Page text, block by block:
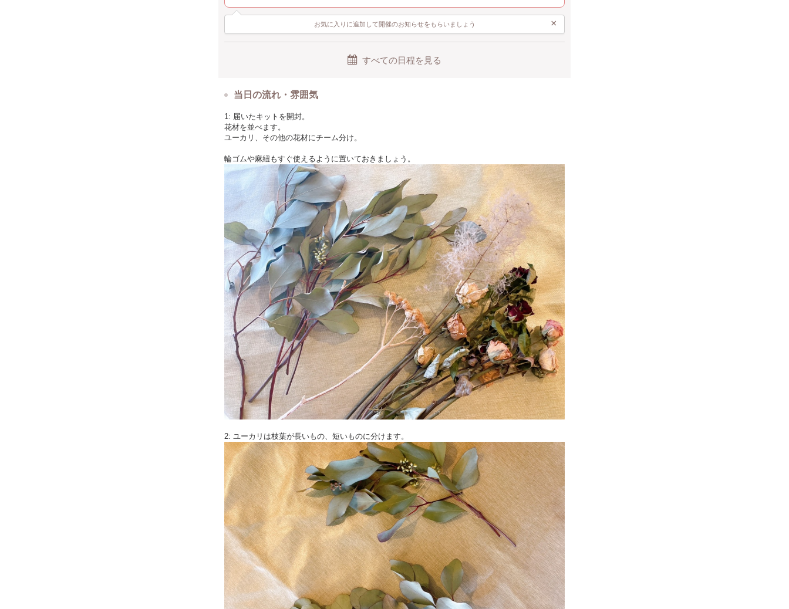
◆キットの配送について
ご予約後に、キットを宅急便（ゆうパック）でお送りいたします。
申込時、備考欄に下記のご記載をお願いいたします。
◆レッスン時間について
レッスン時間は合計80分です。間に一度再接続が必要なため40分×2となります。
◆キャンセルについて
キットをご用意するため、この後のキャンセルはできません。
やむなく参加できない場合は、システム上のキャンセルをせずにメッセージでご連絡ください。
尚、
予約締め切り後にキットを発送いたします。余裕を持ってお申し込みください。
※キット発送後のキャンセルはできませんのでご注意下さい（返金・キット返送不可）。
※やむなく参加できない場合は事前にメッセージでご連絡ください。その場合、キットと録画した
レッスン動画をお届け致します。
お気に入りに追加して開催のお知らせをもらいましょう ×
すべての日程を見る
当日の流れ・雰囲気
1: 届いたキットを開封。
花材を並べます。
ユーカリ、その他の花材にチーム分け。
輪ゴムや麻紐もすぐ使えるように置いておきましょう。
2: ユーカリは枝葉が長いもの、短いものに分けます。